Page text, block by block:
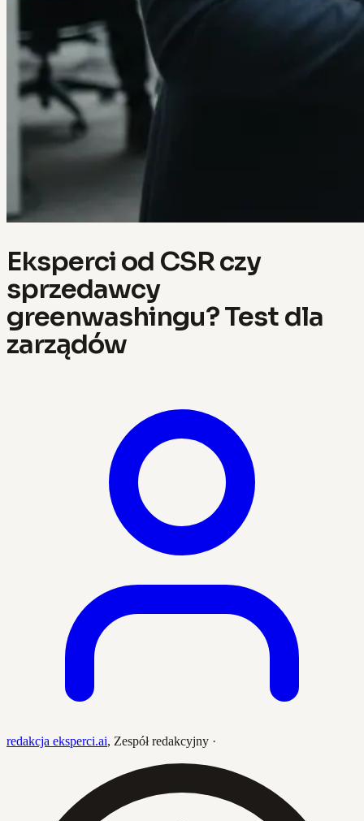
Eksperci od CSR czy
sprzedawcy
greenwashingu? Test dla
zarządów
redakcja eksperci.ai, Zespół redakcyjny ·